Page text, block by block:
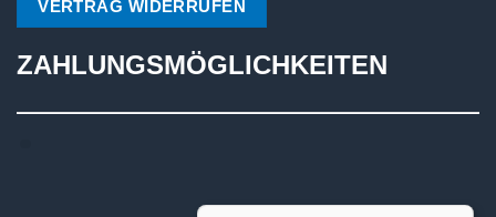
VERTRAG WIDERRUFEN
ZAHLUNGSMÖGLICHKEITEN